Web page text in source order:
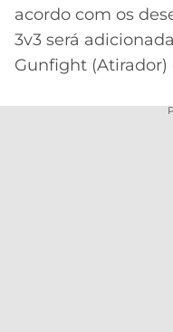
CÓDIGO
DE
BET365
SÃO
DO
MERCADO
DA
PALPITES
acordo com os
3v3 será
Gunfight (Atirador)